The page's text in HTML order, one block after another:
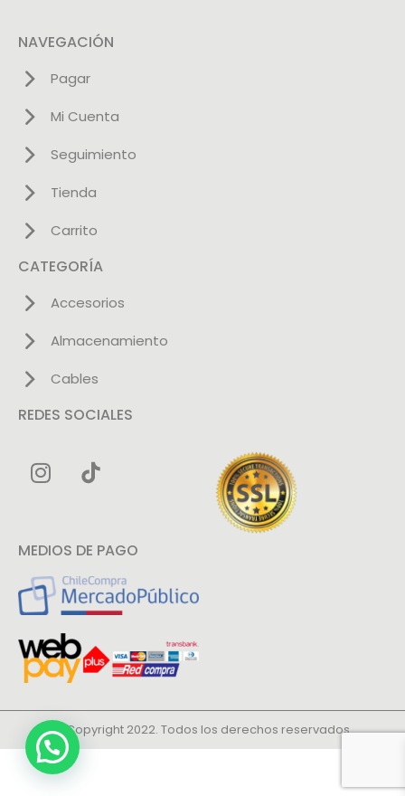
NAVEGACIÓN
Pagar
Mi Cuenta
Seguimiento
Tienda
Carrito
CATEGORÍA
Accesorios
Almacenamiento
Cables
REDES SOCIALES
MEDIOS DE PAGO
© Copyright 2022. Todos los derechos reservados.